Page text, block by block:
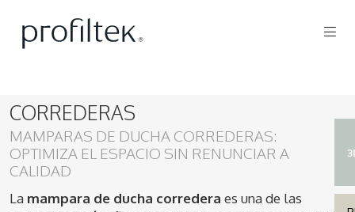
CORREDERAS
MAMPARAS DE DUCHA CORREDERAS:
OPTIMIZA EL ESPACIO SIN RENUNCIAR A
CALIDAD
La mampara de ducha corredera es una de las